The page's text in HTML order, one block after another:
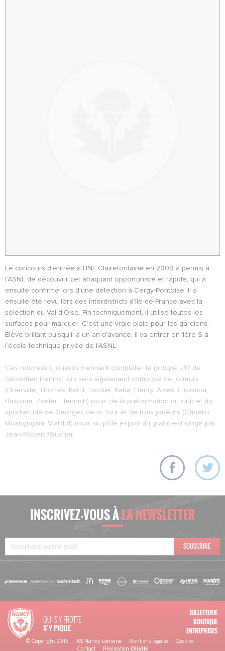
Le concours d’entrée à l’INF Clairefontaine en 2009 a permis à
l’ASNL de découvrir cet attaquant opportuniste et rapide, qui a
ensuite confirmé lors d’une détection à Cergy-Pontoise. Il a
ensuite été revu lors des interdistricts d’Ile-de-France avec la
sélection du Val-d’Oise. Fin techniquement, il utilise toutes les
surfaces pour marquer. C’est une vraie plaie pour les gardiens.
Élève brillant puisqu’il a un an d’avance, il va entrer en 1ère S à
l’école technique privée de l’ASNL.
Ces nouveaux joueurs viennent compléter le groupe U17 de
Sébastien Hanriot, qui sera également composé de joueurs
(Dherville, Thomas, Kartit, Fischer, Kaba, Henry, Alves, Lusamba,
Baspinar, Zwiller, Heinrich) issus de la préformation du club et du
sport-étude de Georges de la Tour et de trois joueurs (Cabello,
Muangngam, Viardot) issus du pôle espoir du grand-est dirigé par
Jean-Robert Faucher.
INSCRIVEZ-VOUS ÀLA NEWSLETTER
SOUSCRIRE
QUI S'Y FROTTE
S’Y PIQUE
BILLETTERIE
BOUTIQUE
ENTREPRISES
© Copyright 2015 · AS Nancy Lorraine · Mentions légales· Cookies·
Contact· Réalisation Olistik